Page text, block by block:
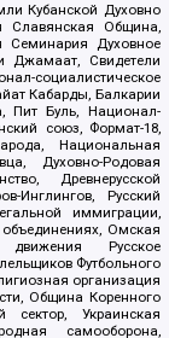
Кубанской Духовно
Славянская Община,
Духовное
Джамаат, Свидетели
социалистическое
Кабарды, Балкарии
Пит Буль, Национал-
союз, Формат-18,
Национальная
Духовно-Родовая
Древнерусской
Инглингов, Русский
иммиграции,
Омская
движения Русское
Футбольного
организация
Община Коренного
Украинская
самооборона,